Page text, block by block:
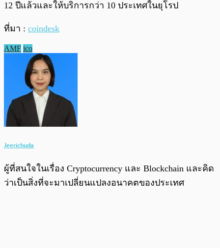
12 ปีแล้วและให้บริการกว่า 10 ประเทศในยุโรป
ที่มา : coindesk
AMF ico
Jeerichuda
ผู้ที่สนใจในเรื่อง Cryptocurrency และ Blockchain และคิด
ว่าเป็นสิ่งที่จะมาเปลี่ยนแปลงอนาคตของประเทศ